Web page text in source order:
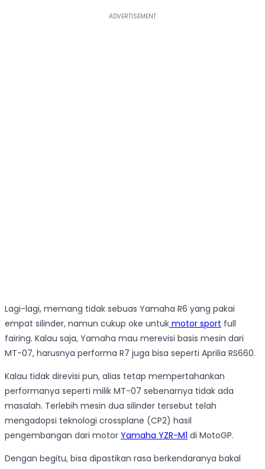
Lagi-lagi, memang tidak sebuas Yamaha R6 yang pakai
empat silinder, namun cukup oke untuk motor sport full
fairing. Kalau saja, Yamaha mau merevisi basis mesin dari
MT-07, harusnya performa R7 juga bisa seperti Aprilia RS660.
Kalau tidak direvisi pun, alias tetap mempertahankan
performanya seperti milik MT-07 sebenarnya tidak ada
masalah. Terlebih mesin dua silinder tersebut telah
mengadopsi teknologi crossplane (CP2) hasil
pengembangan dari motor Yamaha YZR-M1 di MotoGP.
Dengan begitu, bisa dipastikan rasa berkendaranya bakal